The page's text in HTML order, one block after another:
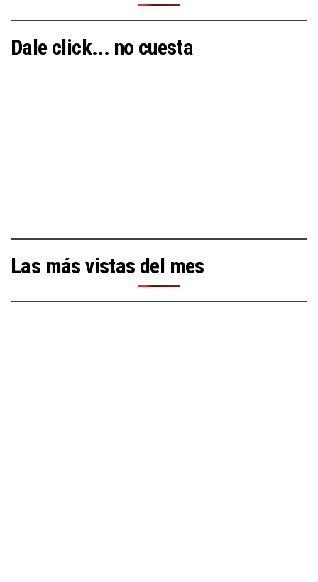
Dale click... no cuesta
Las más vistas del mes